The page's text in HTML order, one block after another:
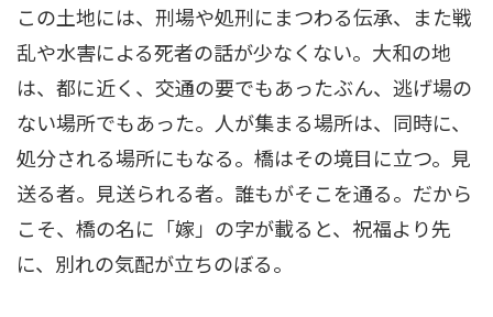
この土地には、刑場や処刑にまつわる伝承、また戦
乱や水害による死者の話が少なくない。大和の地
は、都に近く、交通の要でもあったぶん、逃げ場の
ない場所でもあった。人が集まる場所は、同時に、
処分される場所にもなる。橋はその境目に立つ。見
送る者。見送られる者。誰もがそこを通る。だから
こそ、橋の名に「嫁」の字が載ると、祝福より先
に、別れの気配が立ちのぼる。